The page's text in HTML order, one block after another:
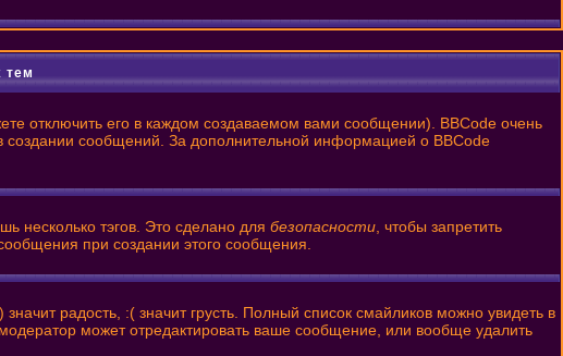
тем
отключить его в каждом создаваемом вами сообщении). BBCode очень
создании сообщений. За дополнительной информацией о BBCode
несколько тэгов. Это сделано для безопасности , чтобы запретить
при создании этого сообщения.
радость, :( значит грусть. Полный список смайликов можно увидеть в
может отредактировать ваше сообщение, или вообще удалить